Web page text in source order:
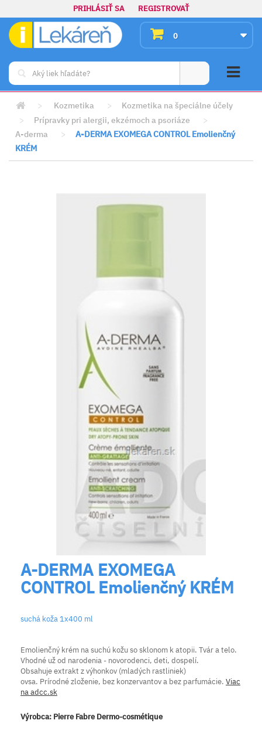
PRIHLÁSIŤ SA REGISTROVAŤ
0
> Kozmetika >
Kozmetika na špeciálne účely
>
Prípravky pri alergii, ekzémoch a psoriáze
>
A-derma
>
A-DERMA EXOMEGA CONTROL Emolienčný
KRÉM
A-DERMA EXOMEGA
CONTROL Emolienčný KRÉM
suchá koža 1x400 ml
Emolienčný krém na suchú kožu so sklonom k atopii. Tvár a telo.
Vhodné už od narodenia - novorodenci, deti, dospelí.
Obsahuje extrakt z výhonkov (mladých rastliniek)
ovsa. Prírodné zloženie, bez konzervantov a bez parfumácie. Viac
na adcc.sk
Výrobca: Pierre Fabre Dermo-cosmétique